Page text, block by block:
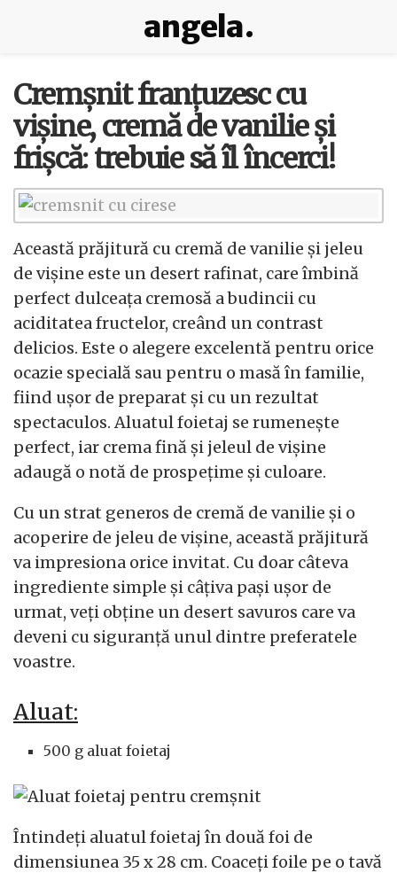
angela.
Cremșnit franțuzesc cu
vișine, cremă de vanilie și
frișcă: trebuie să îl încerci!
Această prăjitură cu cremă de vanilie și jeleu
de vișine este un desert rafinat, care îmbină
perfect dulceața cremosă a budincii cu
aciditatea fructelor, creând un contrast
delicios. Este o alegere excelentă pentru orice
ocazie specială sau pentru o masă în familie,
fiind ușor de preparat și cu un rezultat
spectaculos. Aluatul foietaj se rumenește
perfect, iar crema fină și jeleul de vișine
adaugă o notă de prospețime și culoare.
Cu un strat generos de cremă de vanilie și o
acoperire de jeleu de vișine, această prăjitură
va impresiona orice invitat. Cu doar câteva
ingrediente simple și câțiva pași ușor de
urmat, veți obține un desert savuros care va
deveni cu siguranță unul dintre preferatele
voastre.
Aluat:
500 g aluat foietaj
Întindeți aluatul foietaj în două foi de
dimensiunea 35 x 28 cm. Coaceți foile pe o tavă